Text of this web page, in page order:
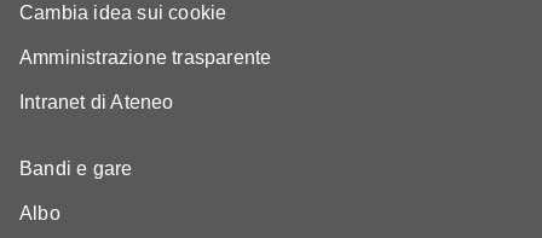
Cambia idea sui cookie
Amministrazione trasparente
Intranet di Ateneo
Bandi e gare
Albo